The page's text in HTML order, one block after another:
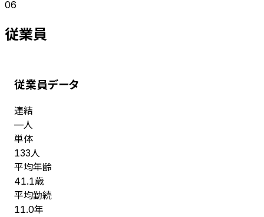
06
従業員
従業員データ
連結
—人
単体
133人
平均年齢
41.1歳
平均勤続
11.0年